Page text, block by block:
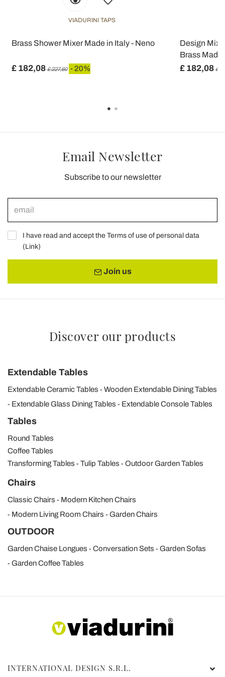
VIADURINI TAPS
Brass Shower Mixer Made in Italy - Neno
£ 182,08 £ 227,60 - 20%
Design
Brass Made
£ 182,08 £
Email Newsletter
Subscribe to our newsletter
I have read and accept the Terms of use of personal data
(Link)
Join us
Discover our products
Extendable Tables
Extendable Ceramic Tables
Wooden Extendable Dining Tables
Extendable Glass Dining Tables
Extendable Console Tables
Tables
Round Tables
Coffee Tables
Transforming Tables
Tulip Tables Outdoor Garden Tables
Chairs
Classic Chairs
Modern Kitchen Chairs
Modern Living Room Chairs
Garden Chairs
OUTDOOR
Garden Chaise Longues Conversation Sets
Garden Sofas
Garden Coffee Tables
INTERNATIONAL DESIGN S.R.L.